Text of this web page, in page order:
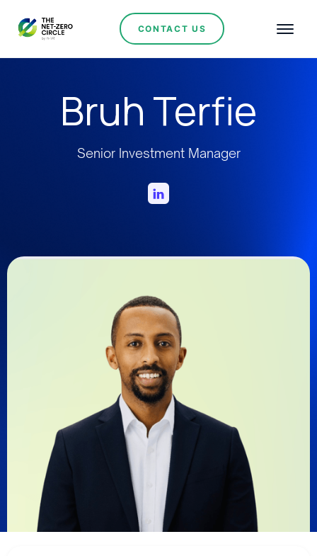
CONTACT US
Bruh Terfie
Senior Investment Manager